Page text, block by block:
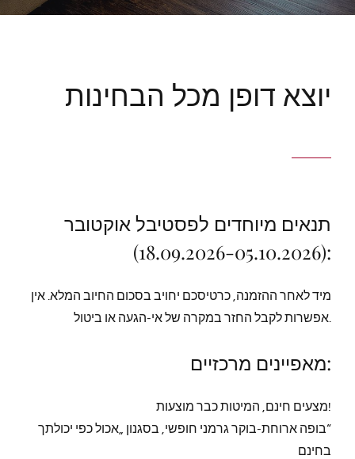
עִברִית
יוצא דופן מכל הבחינות
תנאים מיוחדים לפסטיבל אוקטובר
(18.09.2026-05.10.2026):
מיד לאחר ההזמנה, כרטיסכם יחויב בסכום החיוב המלא. אין
מאפיינים מרכזיים:
מצעים חינם, המיטות כבר מוצעות!
בופה ארוחת-בוקר גרמני חופשי, בסגנון „אכול כפי יכולתך“
בחינם